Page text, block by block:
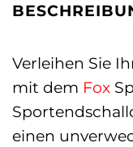
Verleihen Sie
mit dem Fox
einen